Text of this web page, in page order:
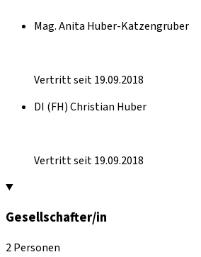
Mag. Anita Huber-Katzengruber
Vertritt seit 19.09.2018
DI (FH) Christian Huber
Vertritt seit 19.09.2018
Gesellschafter/in
2 Personen